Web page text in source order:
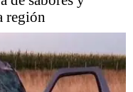
región